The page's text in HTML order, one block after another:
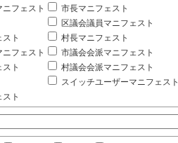
フェスト
市長マニフェスト
区議会議員マニフェスト
ト
村長マニフェスト
フェスト
市議会会派マニフェスト
ト
村議会会派マニフェスト
スイッチユーザーマニフェスト
ト